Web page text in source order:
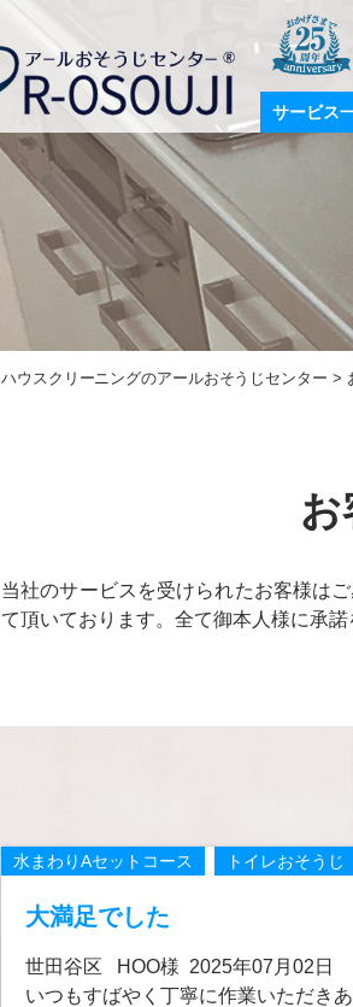
サービス
ハウスクリーニングのアールおそうじセンター
お
当社のサービスを受けられたお客様は
て頂いております。全て御本人様に承諾
水まわりAセットコース トイレおそうじ
大満足でした
世田谷区 HOO様 2025年07月02日
いつもすばやく丁寧に作業いただき